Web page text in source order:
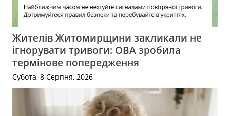
Жителів Житомирщини закликали не
ігнорувати тривоги: ОВА зробила
термінове попередження
Субота, 8 Серпня, 2026